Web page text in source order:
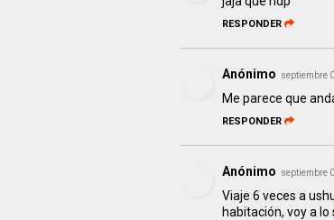
RESPONDER
Anónimo septiembre
Me parece que
RESPONDER
Anónimo septiembre
Viaje 6 veces a
habitación, voy a lo